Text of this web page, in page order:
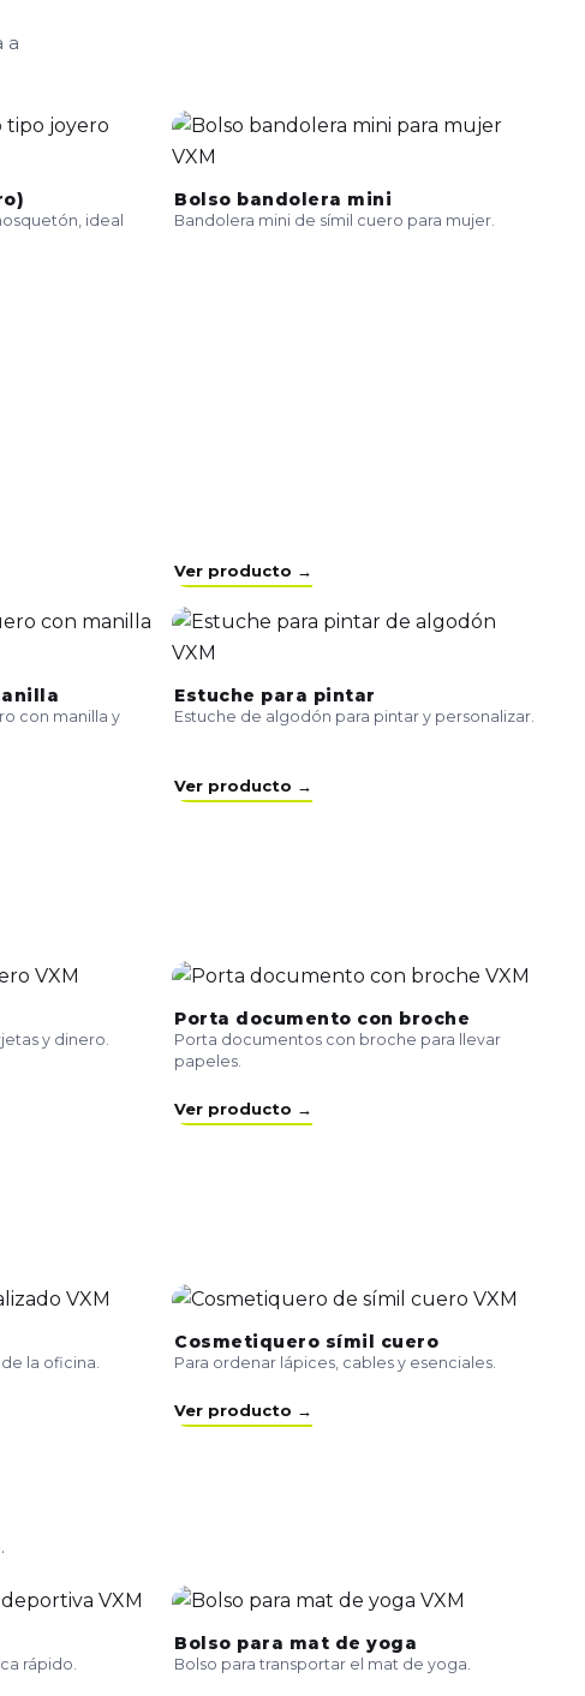
a
ideal
Bolso bandolera mini
Bandolera mini de símil cuero para mujer.
Ver producto →
con manilla y
Estuche para pintar
Estuche de algodón para pintar y personalizar.
Ver producto →
y dinero.
Porta documento con broche
Porta documentos con broche para llevar
papeles.
Ver producto →
la oficina.
Cosmetiquero símil cuero
Para ordenar lápices, cables y esenciales.
Ver producto →
rápido.
Bolso para mat de yoga
Bolso para transportar el mat de yoga.